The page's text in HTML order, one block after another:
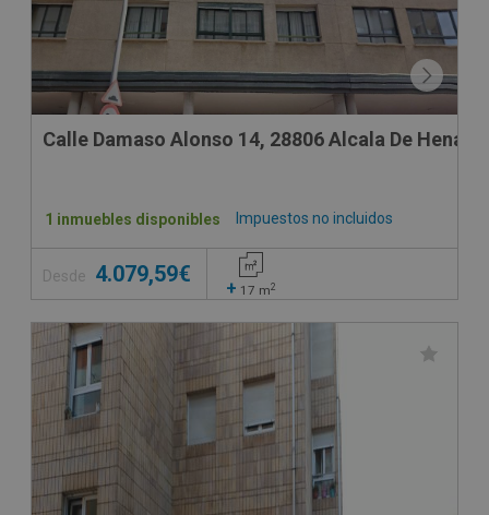
Calle Damaso Alonso 14, 28806 Alcala De
Impuestos no incluidos
1 inmuebles disponibles
Desde 4.079,59€
+ 17 m2